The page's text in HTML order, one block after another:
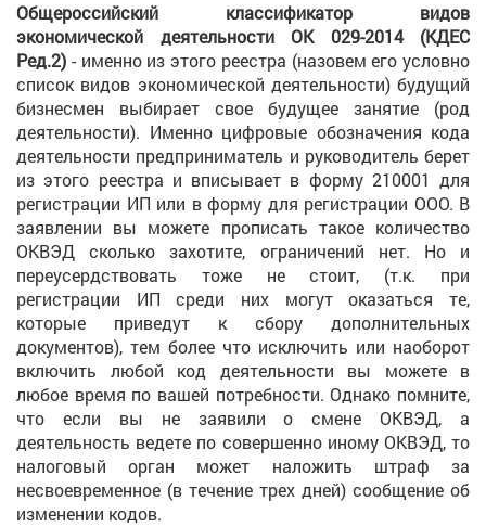
Общероссийский классификатор видов
экономической деятельности ОК 029-2014 (КДЕС
Ред.2) - именно из этого реестра (назовем его условно
список видов экономической деятельности) будущий
бизнесмен выбирает свое будущее занятие (род
деятельности). Именно цифровые обозначения кода
деятельности предприниматель и руководитель берет
из этого реестра и вписывает в форму 210001 для
регистрации ИП или в форму для регистрации ООО. В
заявлении вы можете прописать такое количество
ОКВЭД сколько захотите, ограничений нет. Но и
переусердствовать тоже не стоит, (т.к. при
регистрации ИП среди них могут оказаться те,
которые приведут к сбору дополнительных
документов), тем более что исключить или наоборот
включить любой код деятельности вы можете в
любое время по вашей потребности. Однако помните,
что если вы не заявили о смене ОКВЭД, а
деятельность ведете по совершенно иному ОКВЭД, то
налоговый орган может наложить штраф за
несвоевременное (в течение трех дней) сообщение об
изменении кодов.